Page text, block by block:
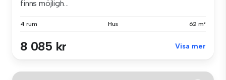
finns möjligh...
4 rum Hus 62 m²
8 085 kr Visa mer